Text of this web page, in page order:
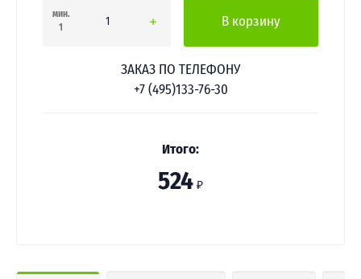
мин.
1
В корзину
ЗАКАЗ ПО ТЕЛЕФОНУ
+7 (495)133-76-30
Итого:
524 ₽